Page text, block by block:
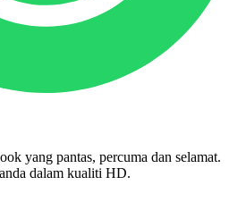
yang pantas, percuma dan selamat.
dalam kualiti HD.